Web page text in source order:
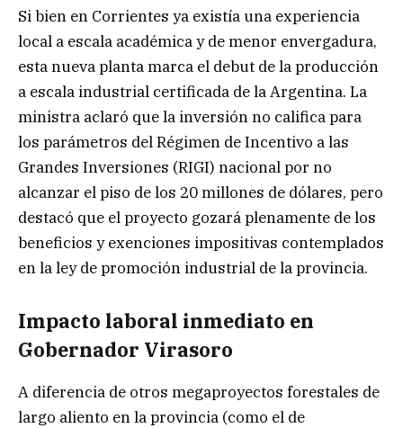
Si bien en Corrientes ya existía una experiencia
local a escala académica y de menor envergadura,
esta nueva planta marca el debut de la producción
a escala industrial certificada de la Argentina. La
ministra aclaró que la inversión no califica para
los parámetros del Régimen de Incentivo a las
Grandes Inversiones (RIGI) nacional por no
alcanzar el piso de los 20 millones de dólares, pero
destacó que el proyecto gozará plenamente de los
beneficios y exenciones impositivas contemplados
en la ley de promoción industrial de la provincia.
Impacto laboral inmediato en
Gobernador Virasoro
A diferencia de otros megaproyectos forestales de
largo aliento en la provincia (como el de